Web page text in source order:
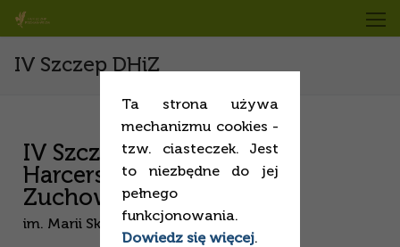
Ta strona używa
mechanizmu cookies -
tzw. ciasteczek. Jest
to niezbędne do jej
pełnego
funkcjonowania.
Dowiedz się więcej.
IV Szczep DHiZ
IV Szczep Drużyn
Harcerskich i
Zuchowych
im. Marii Skłodowskiej- Curie